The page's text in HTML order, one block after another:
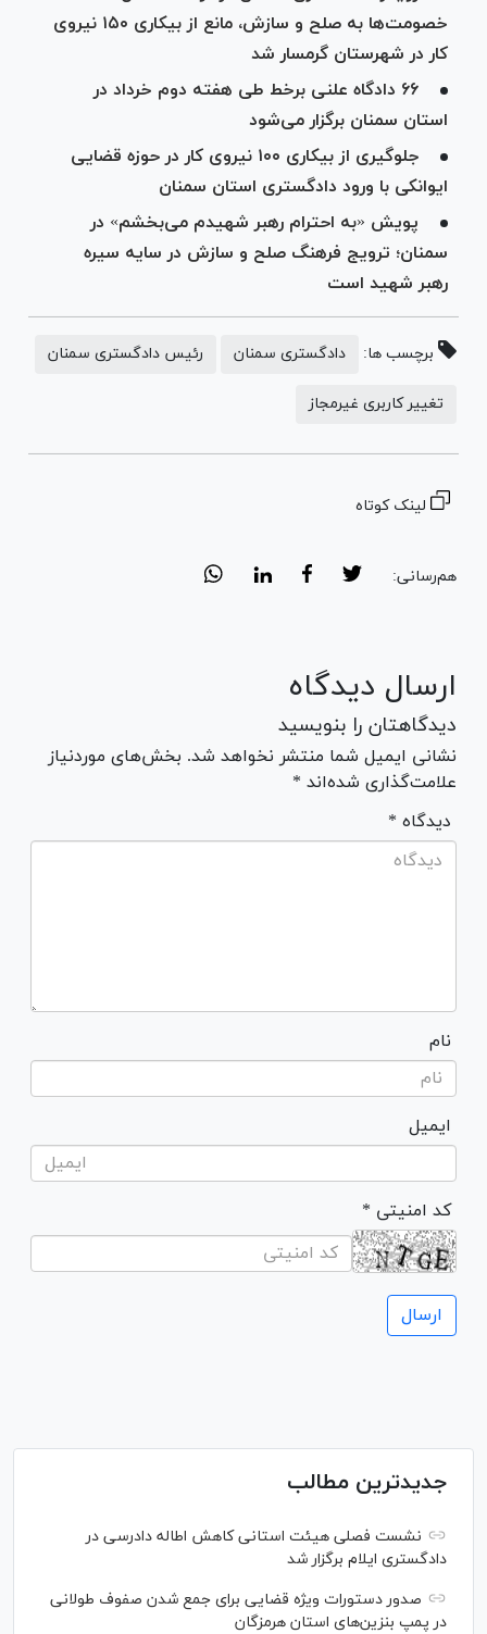
خصومت‌ها به صلح و سازش، مانع از بیکاری ۱۵۰ نیروی
کار در شهرستان گرمسار شد
۶۶ دادگاه علنی برخط طی هفته دوم خرداد در
استان سمنان برگزار می‌شود
جلوگیری از بیکاری ۱۰۰ نیروی کار در حوزه قضایی
ایوانکی با ورود دادگستری استان سمنان
پویش «به احترام رهبر شهیدم می‌بخشم» در
سمنان؛ ترویج فرهنگ صلح و سازش در سایه سیره
رهبر شهید است
برچسب ها: دادگستری سمنان رئیس دادگستری سمنان
تغییر کاربری غیرمجاز
لینک کوتاه
هم‌رسانی:
ارسال دیدگاه
دیدگاهتان را بنویسید
نشانی ایمیل شما منتشر نخواهد شد. بخش‌های موردنیاز
علامت‌گذاری شده‌اند *
* دیدگاه
نام
ایمیل
* کد امنیتی
جدیدترین مطالب
نشست فصلی هیئت استانی کاهش اطاله دادرسی در
دادگستری ایلام برگزار شد
صدور دستورات ویژه قضایی برای جمع شدن صفوف طولانی
در پمپ بنزین‌های استان هرمزگان